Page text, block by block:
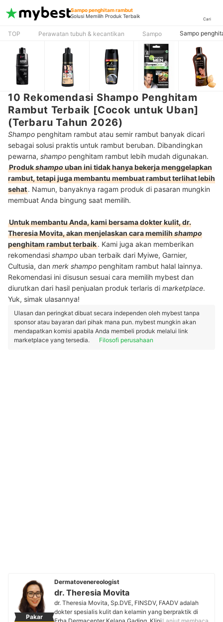
Sampo penghitam rambut
Solusi Memilih Produk Terbaik
Cari
TOP Perawatan tubuh & kecantikan Sampo Sampo
10 Rekomendasi Shampo Penghitam
Rambut Terbaik [Cocok untuk Uban]
(Terbaru Tahun 2026)
Shampo penghitam rambut atau semir rambut banyak dicari
sebagai solusi praktis untuk rambut beruban. Dibandingkan
pewarna, shampo penghitam rambut lebih mudah digunakan.
Produkshampouban ini tidak hanya bekerja menggelapkan
rambut, tetapi juga membantu membuat rambut terlihat lebih
sehat. Namun, banyaknya ragam produk di pasaran mungkin
membuat Anda bingung saat memilih.
Untuk membantu Anda, kami bersama dokter kulit, dr.
Theresia Movita, akan menjelaskan cara memilihshampo
penghitam rambut terbaik. Kami juga akan memberikan
rekomendasi shampo uban terbaik dari Myiwe, Garnier,
Cultusia, dan merk shampo penghitam rambut halal lainnya.
Rekomendasi ini disusun sesuai cara memilih mybest dan
diurutkan dari hasil penjualan produk terlaris di marketplace.
Yuk, simak ulasannya!
Ulasan dan peringkat dibuat secara independen oleh mybest tanpa
sponsor atau bayaran dari pihak mana pun. mybest mungkin akan
mendapatkan komisi apabila Anda membeli produk melalui link
marketplace yang tersedia.
Filosofi perusahaan
Pakar
Dermatovenereologist
dr. Theresia Movita
dr. Theresia Movita, Sp.DVE, FINSDV, FAADV adalah
dokter spesialis kulit dan kelamin yang berpraktik di